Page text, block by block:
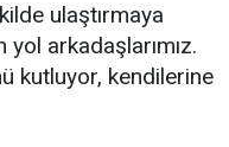
ulaştırmaya
arkadaşlarımız.
kutluyor, kendilerine